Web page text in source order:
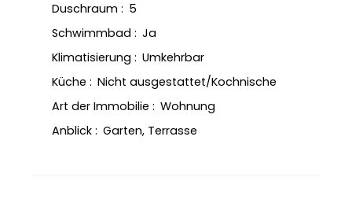
Duschraum : 5
Schwimmbad : Ja
Klimatisierung : Umkehrbar
Küche : Nicht ausgestattet/Kochnische
Art der Immobilie : Wohnung
Anblick : Garten, Terrasse